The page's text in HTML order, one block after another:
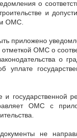
о
и
ОМС.
приложено
ОМС о
о
уплате
и государственной
ОМС с
не